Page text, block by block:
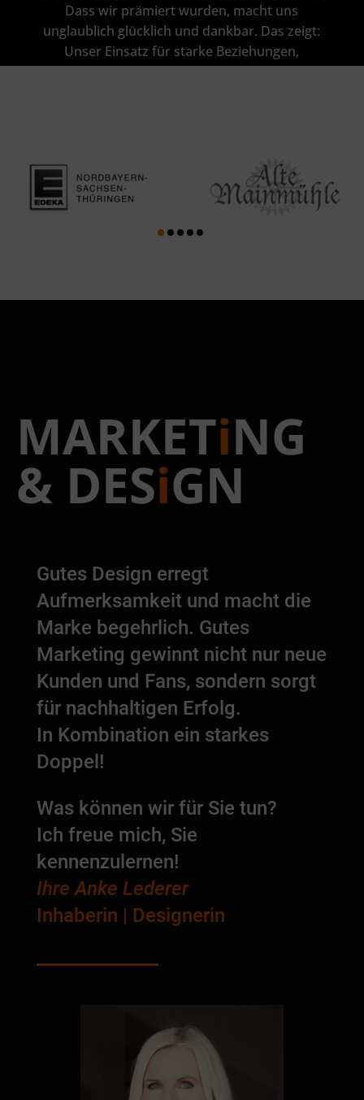
Dass wir prämiert wurden, macht uns
unglaublich glücklich und dankbar. Das zeigt:
Unser Einsatz für starke Beziehungen,
exzellenten Service und echte
MARKETiNG
& DESiGN
Gutes Design erregt
Aufmerksamkeit und macht die
Marke begehrlich. Gutes
Marketing gewinnt nicht nur neue
Kunden und Fans, sondern sorgt
für nachhaltigen Erfolg.
In Kombination ein starkes
Doppel!
Was können wir für Sie tun?
Ich freue mich, Sie
kennenzulernen!
Ihre Anke Lederer
Inhaberin | Designerin